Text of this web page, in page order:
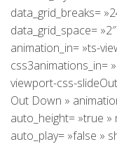
data_grid_breaks=
data_grid_space=
animation_in= »ts-
css3animations_in=
viewport-css-
Out Down »
auto_height= »true »
auto_play= »false »